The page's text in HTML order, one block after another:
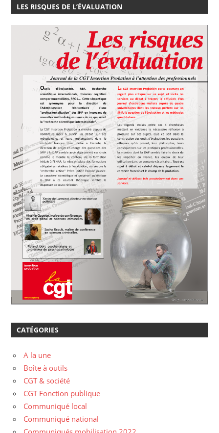
LES RISQUES DE L’ÉVALUATION
CATÉGORIES
A la une
Boîte à outils
CGT & société
CGT Fonction publique
Communiqué local
Communiqué national